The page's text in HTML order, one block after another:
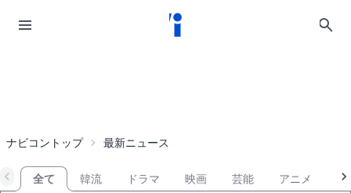
ナビコントップ 最新ニュース
全て 韓流 ドラマ 映画 芸能 アニメ